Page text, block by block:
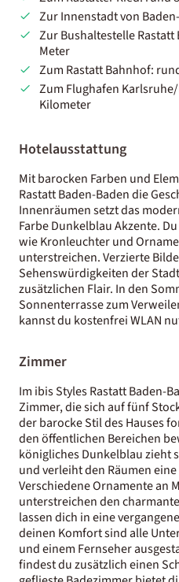
Zur Innenstadt von
Zur Bushaltestelle
Meter
Zum Rastatt Bahnhof:
Zum Flughafen
Kilometer
Hotelausstattung
Mit barocken Farben und
Rastatt Baden-Baden die
Innenräumen setzt das
Farbe Dunkelblau Akzente.
wie Kronleuchter und
unterstreichen. Verzierte
Sehenswürdigkeiten der
zusätzlichen Flair. In den
Sonnenterrasse zum
kannst du kostenfrei WLAN
Zimmer
Im ibis Styles Rastatt Baden-
Zimmer, die sich auf fünf
der barocke Stil des Hauses
den öffentlichen Bereichen
königliches Dunkelblau zieht
und verleiht den Räumen
Verschiedene Ornamente an
unterstreichen den
lassen dich in eine
deinen Komfort sind alle
und einem Fernseher
findest du zusätzlich einen